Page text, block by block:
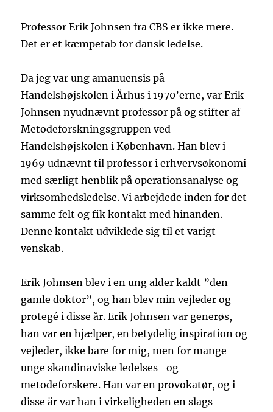
Professor Erik Johnsen fra CBS er ikke mere.
Det er et kæmpetab for dansk ledelse.
Da jeg var ung amanuensis på
Handelshøjskolen i Århus i 1970’erne, var Erik
Johnsen nyudnævnt professor på og stifter af
Metodeforskningsgruppen ved
Handelshøjskolen i København. Han blev i
1969 udnævnt til professor i erhvervsøkonomi
med særligt henblik på operationsanalyse og
virksomhedsledelse. Vi arbejdede inden for det
samme felt og fik kontakt med hinanden.
Denne kontakt udviklede sig til et varigt
venskab.
Erik Johnsen blev i en ung alder kaldt ”den
gamle doktor”, og han blev min vejleder og
protegé i disse år. Erik Johnsen var generøs,
han var en hjælper, en betydelig inspiration og
vejleder, ikke bare for mig, men for mange
unge skandinaviske ledelses- og
metodeforskere. Han var en provokatør, og i
disse år var han i virkeligheden en slags